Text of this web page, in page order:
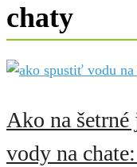
chaty
Ako na šetrné
vody na